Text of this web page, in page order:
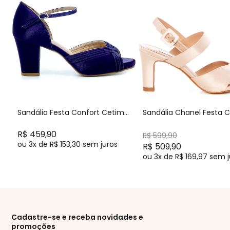
Sandália Festa Confort Cetim
R$ 459,90
ou 3x de R$ 153,30 sem juros
Sandália Chanel Festa
R$ 599,90
R$ 509,90
ou 3x de R$ 169,97 sem
Cadastre-se e receba novidades e
promoções